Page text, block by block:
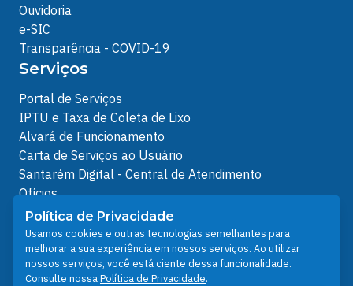
Ouvidoria
e-SIC
Transparência - COVID-19
Serviços
Portal de Serviços
IPTU e Taxa de Coleta de Lixo
Alvará de Funcionamento
Carta de Serviços ao Usuário
Santarém Digital - Central de Atendimento
Ofícios
Protocolos Servidor
Protocolos
Análises de Projetos
Outros Links
Política de Privacidade
Usamos cookies e outras tecnologias semelhantes para
melhorar a sua experiência em nossos serviços. Ao utilizar
nossos serviços, você está ciente dessa funcionalidade.
Consulte nossaPolítica de Privacidade.